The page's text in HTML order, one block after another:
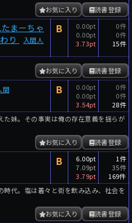
読書登録
お気に入り
まーちゃ
り
入間人
B
0.00pt
0.00pt
3.73pt
0件
0件
15件
読書登録
お気に入り
間 B
0.00pt
0.00pt
3.54pt
0件
0件
28件
た妹。その事実は俺の存在意義を揺らが
読書登録
お気に入り
B
6.00pt
7.09pt
3.79pt
1件
35件
169件
時代。塩は着々と街を飲み込み、社会を
読書登録
お気に入り